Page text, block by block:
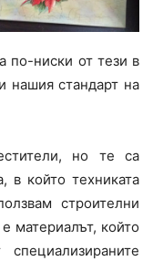
по-ниски от тези в
нашия стандарт на
но те са
в който техниката
строителни
материалът, който